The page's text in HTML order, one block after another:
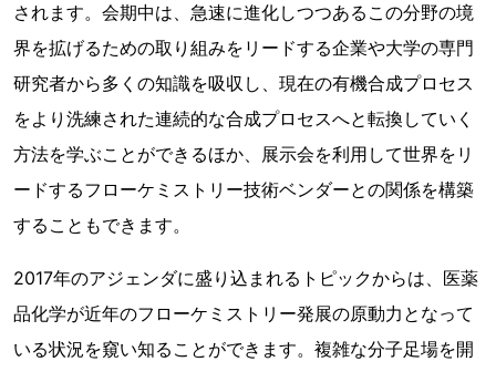
されます。会期中は、急速に進化しつつあるこの分野の境
界を拡げるための取り組みをリードする企業や大学の専門
研究者から多くの知識を吸収し、現在の有機合成プロセス
をより洗練された連続的な合成プロセスへと転換していく
方法を学ぶことができるほか、展示会を利用して世界をリ
ードするフローケミストリー技術ベンダーとの関係を構築
することもできます。
2017年のアジェンダに盛り込まれるトピックからは、医薬
品化学が近年のフローケミストリー発展の原動力となって
いる状況を窺い知ることができます。複雑な分子足場を開